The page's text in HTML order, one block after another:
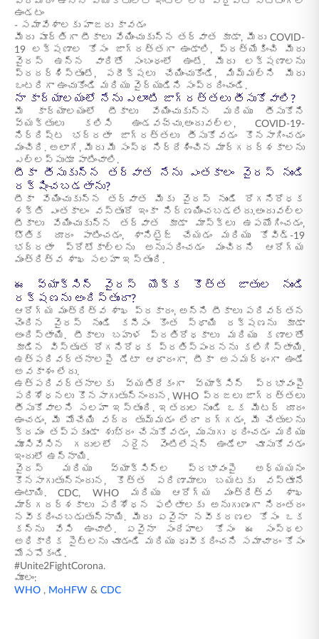
ఉండటం
- సమావేశాలకు హాజరు కావడం
మీరు పూర్తిగా టీకాలు వేయించుకున్న తర్వాత కూడా, మీరు COVID-
19 లక్షణాల కోసం జాగ్రత్తగా ఉండాలి, ప్రత్యేకించి మీరు
వైరస్ ఉన్న వారితో సంబంధంలో ఉంటే. మీరు లక్షణాలను
ప్రదర్శిస్తుంటే, పరీక్షలు చేయించుకోండి, మిమ్మల్ని మీరు
ఒంటరిగా ఉంచుకోండి మరియు వైద్యుడిని సంప్రదించండి.
నా కార్యాలయంలో నేను ఎలాంటి జాగ్రత్తలు తీసుకోవాలి?
మీ కార్యాలయంలో టీకాలు వేయించుకున్న మరియు తీసుకోని
వ్యక్తులు కలిసి ఉండవచ్చు.అందువల్ల, COVID-19-
నిర్దిష్ట భద్రతా జాగ్రత్తలు తీసుకోవడం కొనసాగించడం
మంచిది. అలాగే, మీరు మీ సంస్థ నిర్దేశించిన మార్గదర్శకాలను
ఎల్లప్పుడూ పాటించాలి.
టీకా తీసుకున్న తర్వాత నేను ఎంతకాలం వైరస్ నుండి
రక్షించబడతాను?
టీకా వేయించుకున్న తర్వాత మీకు వైరస్ నుండి రోగనిరోధక
శక్తి ఎంతకాలం వస్తుందో ఇంకా నిర్ణయించబడలేదు.అందువల్ల
టీకాలు వేయించుకున్న తర్వాత కూడా మాస్క్‌లు ఉపయోగించడం,
భౌతిక దూరం పాటించడం, శానిటైజ్ చేయడం మరియు కోవిడ్-19
భద్రతా ప్రోటోకాల్‌లను అనుసరించడం మంచిదని ఆరోగ్య
మంత్రిత్వ శాఖ సలహా ఇస్తుంది.
ఈ వ్యాక్సిన్ వైరస్ యొక్క కొత్త జాతుల నుండి
రక్షణను అందిస్తుందా?
ఆరోగ్య మంత్రిత్వ శాఖ ప్రకారం, అన్ని టీకాలు పరివర్తన
చెందిన వైరస్ నుండి కనీసం కొంత స్థాయి రక్షణను కూడా
అందిస్తాయి. టీకాలు బహుళ ప్రతిరోధకాలు మరియు కణాలతో
కూడిన విస్తృత రోగనిరోధక ప్రతిస్పందనను కలిగిస్తాయి.
ఉత్పరివర్తనాలపై డేటా ఆధారంగా, టీకా అసమర్థంగా ఉండే
అవకాశం లేదు.
ఉత్పరివర్తనాలకు వ్యతిరేకంగా వ్యాక్సిన్ ప్రభావంపై
పరిశోధనలు కొనసాగుతున్నందున, WHO ప్రజలు జాగ్రత్తలు
తీసుకోవాలని సలహా ఇస్తుంది. ఇతరుల నుండి ఒక మీటర్ దూరం
ఉంచడం, మీ మోచేయి వద్ద తుమ్మడం లేదా దగ్గడం, మీ చేతులను
క్రమం తప్పకుండా శుభ్రం చేసుకోవడం, ముసుగు ధరించడం మరియు
మూసివేసిన గదులలో సరైన వెంటిలేషన్ ఉండేలా చూసుకోవడం
ఇందులో ఉన్నాయి.
వైరస్ మరియు వ్యాక్సిన్ల ప్రభావంపై అధ్యయనం
కొనసాగుతున్నందున, కొత్త పరిణామాలు బయటకు వస్తూనే
ఉంటాయి. CDC, WHO మరియు ఆరోగ్య మంత్రిత్వ శాఖ
మార్గదర్శకాలు పరిశోధన ఫలితాలకు అనుగుణంగా నిరంతరం
నవీకరించబడుతున్నాయి. మీరు ఏవైనా నవీకరణల కోసం ఒక
కన్ను వేసి ఉంచాలి. ఏవైనా సందేహాల కోసం ఈ సంస్థల
అధికారిక సైట్‌లను చూడండి మరియు ధృవీకరించని సమాచారం కోసం
మోసపోకండి.
#Unite2FightCorona.
మూలం:
WHO , MoHFW & CDC